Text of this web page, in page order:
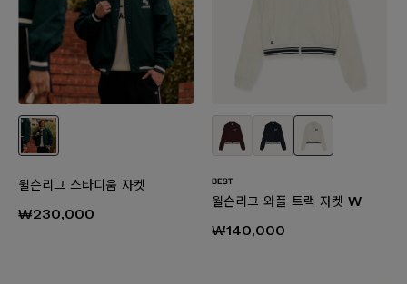
윌슨리그 스타디움 자켓
₩230,000
윌슨리그 와플 트랙 자켓 W
₩140,000